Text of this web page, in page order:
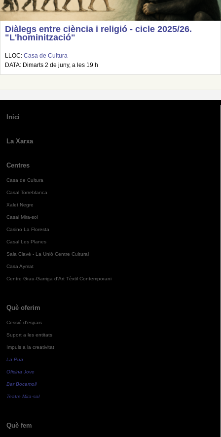
Diàlegs entre ciència i religió - cicle 2025/26.
"L'hominització"
LLOC: Casa de Cultura
DATA: Dimarts 2 de juny, a les 19 h
Inici
La Xarxa
Centres
Casa de Cultura
Casal Torreblanca
Xalet Negre
Casal Mira-sol
Casino La Floresta
Casal Les Planes
Sala Clavé - La Unió Centre Cultural
Casa Aymat
Centre Grau-Garriga d'Art Tèxtil Contemporani
Què oferim
Cessió d'espais
Suport a les entitats
Impuls a la creativitat
La Pua
Oficina Jove
Bar Bocamoll
Teatre Mira-sol
Què fem